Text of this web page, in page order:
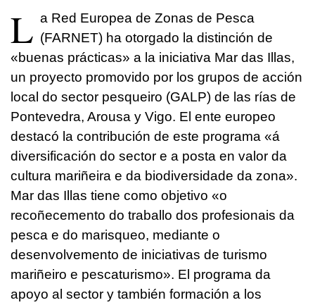
L a Red Europea de Zonas de Pesca
(FARNET) ha otorgado la distinción de
«buenas prácticas» a la iniciativa Mar das Illas,
un proyecto promovido por los grupos de acción
local do sector pesqueiro (GALP) de las rías de
Pontevedra, Arousa y Vigo. El ente europeo
destacó la contribución de este programa «á
diversificación do sector e a posta en valor da
cultura mariñeira e da biodiversidade da zona».
Mar das Illas tiene como objetivo «o
recoñecemento do traballo dos profesionais da
pesca e do marisqueo, mediante o
desenvolvemento de iniciativas de turismo
mariñeiro e pescaturismo». El programa da
apoyo al sector y también formación a los